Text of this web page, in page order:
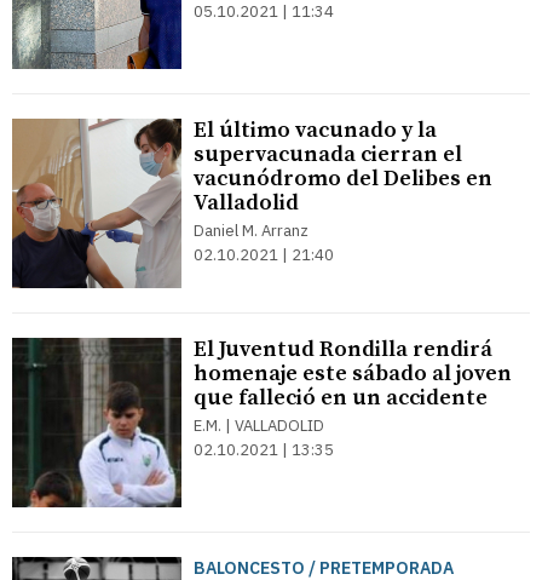
05.10.2021 | 11:34
El último vacunado y la
supervacunada cierran el
vacunódromo del Delibes en
Valladolid
Daniel M. Arranz
02.10.2021 | 21:40
El Juventud Rondilla rendirá
homenaje este sábado al joven
que falleció en un accidente
E.M. | VALLADOLID
02.10.2021 | 13:35
BALONCESTO / PRETEMPORADA